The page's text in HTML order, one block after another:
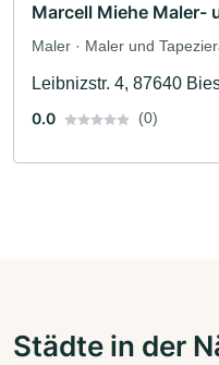
Marcell Miehe Maler-
Maler · Maler und
Leibnizstr. 4, 87640
0.0
(0)
Städte in der